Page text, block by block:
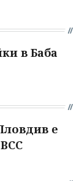
в Баба
е